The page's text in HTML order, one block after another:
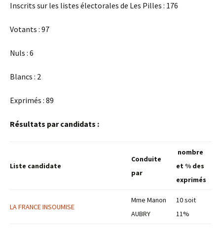
Inscrits sur les listes électorales de Les Pilles : 176
Votants : 97
Nuls : 6
Blancs : 2
Exprimés : 89
Résultats par candidats :
Liste candidate
Conduite
par
nombre
et % des
exprimés
LA FRANCE INSOUMISE
Mme Manon
AUBRY
10 soit
11%